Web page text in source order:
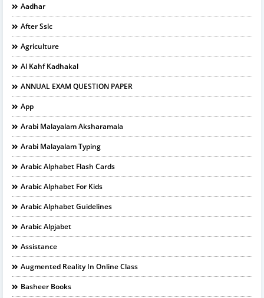
Aadhar
After Sslc
Agriculture
Al Kahf Kadhakal
ANNUAL EXAM QUESTION PAPER
App
Arabi Malayalam Aksharamala
Arabi Malayalam Typing
Arabic Alphabet Flash Cards
Arabic Alphabet For Kids
Arabic Alphabet Guidelines
Arabic Alpjabet
Assistance
Augmented Reality In Online Class
Basheer Books